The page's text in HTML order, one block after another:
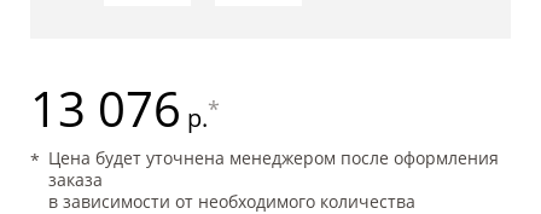
13 076 р.*
Цена будет уточнена менеджером после оформления
заказа
в зависимости от необходимого количества